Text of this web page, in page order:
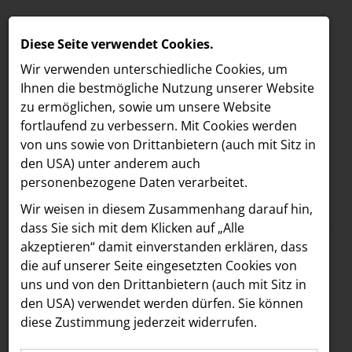
MELDUNGEN
LOEBELL NORDBERG
INNER
aehre
Astoria Artshow
B/S/H Hausgeräte
Meldungen / Paradies Garten
Text Bilder
08.08.2024
Paradies Garten
Festival 2024:
Diese Seite verwendet Cookies.
Wir verwenden unterschiedliche Cookies, um
Ihnen die best­mögliche Nutzung unserer Website
zu ermöglichen, sowie um unsere Website
fortlaufend zu verbessern. Mit Cookies werden
von uns sowie von Drittanbietern (auch mit Sitz in
den USA) unter anderem auch
personenbezogene Daten verarbeitet.
Wir weisen in diesem Zusammenhang darauf hin,
dass Sie sich mit dem Klicken auf „Alle
akzeptieren“ damit ein­ver­standen erklären, dass
die auf unserer Seite eingesetzten Cookies von
uns und von den Drittanbietern (auch mit Sitz in
den USA) verwendet werden dürfen. Sie können
diese Zustimmung jederzeit widerrufen.